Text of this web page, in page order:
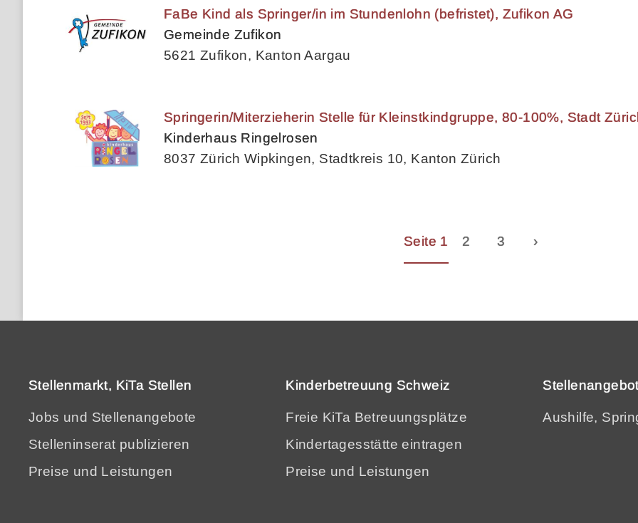
FaBe Kind als Springer/in im Stundenlohn (befristet), Zufikon AG
Gemeinde Zufikon
5621 Zufikon, Kanton Aargau
Springerin/Miterzieherin Stelle für Kleinstkindgruppe, 80-100%, Stadt
Kinderhaus Ringelrosen
8037 Zürich Wipkingen, Stadtkreis 10, Kanton Zürich
Seite 1 2 3 ›
Stellenmarkt, KiTa Stellen
Jobs und Stellenangebote
Stelleninserat publizieren
Preise und Leistungen
Kinderbetreuung Schweiz
Freie KiTa Betreuungsplätze
Kindertagesstätte eintragen
Preise und Leistungen
Aushilfe,